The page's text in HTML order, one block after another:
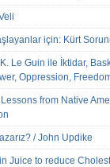
için: Kürt
Le Guin ile İktidar,
Oppression,
from Native
/ John Updike
Juice to reduce